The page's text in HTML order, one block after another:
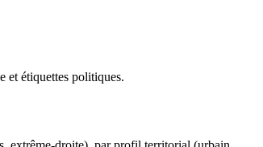
et étiquettes politiques.